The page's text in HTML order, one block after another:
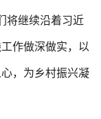
将继续沿着习近
作做深做实，以
，为乡村振兴凝